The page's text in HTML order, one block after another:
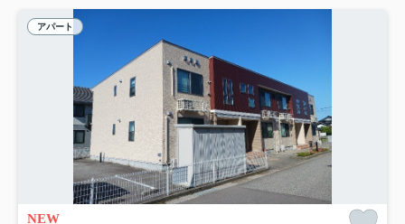
アパート
NEW